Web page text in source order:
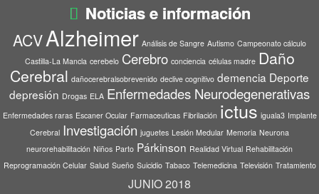
Noticias e información
ACVAlzheimer Análisis de Sangre Autismo Campeonato cálculo
Castilla-La Mancla cerebelo Cerebro conciencia células madre Daño
Cerebral dañocerebralsobrevenido declive cognitivo demencia Deporte
depresión Drogas ELA Enfermedades Neurodegenerativas
Enfermedades raras Escaner Ocular Farmaceuticas Fibrilación ictus iguala3 Implante
Cerebral Investigación juguetes Lesión Medular Memoria Neurona
neurorehabilitación Niños Parto Párkinson Realidad Virtual Rehabilitación
Reprogramación Celular Salud Sueño Suicidio Tabaco Telemedicina Televisión Tratamiento
JUNIO 2018